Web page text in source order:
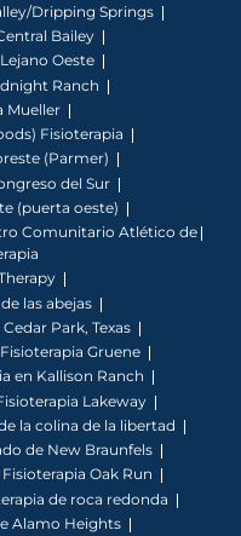
Dripping Springs
Bailey
Oeste
Ranch
Mueller
Fisioterapia
(Parmer)
del Sur
(puerta oeste)
Comunitario Atlético de
las abejas
Park, Texas
Fisioterapia Gruene
en Kallison Ranch
Lakeway
la colina de la libertad
de New Braunfels
Fisioterapia Oak Run
de roca redonda
Alamo Heights